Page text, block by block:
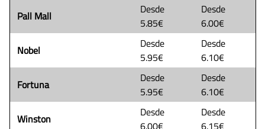
Pall Mall
Desde
5.85€
Desde
6.00€
Nobel
Desde
5.95€
Desde
6.10€
Fortuna
Desde
5.95€
Desde
6.10€
Winston
Desde
6.00€
Desde
6.15€